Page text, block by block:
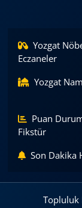
Yozgat
Eczaneler
Yozgat
Puan
Fikstür
Son Dakika
Topluluk